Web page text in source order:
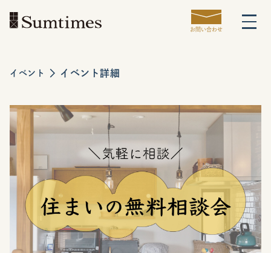
お問い合わせ
イベント イベント詳細